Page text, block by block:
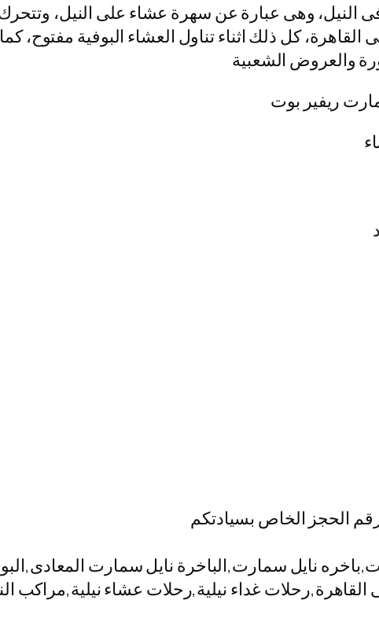
النيل، وهى عبارة عن سهرة عشاء على النيل،
كل ذلك اثناء تناول العشاء البوفية مفتوح،
والعروض الشعبية
ريفير بوت
الحجز الخاص بسيادتكم
نايل سمارت,الباخرة نايل سمارت
فى القاهرة,رحلات غداء نيلية,رحلات عشاء